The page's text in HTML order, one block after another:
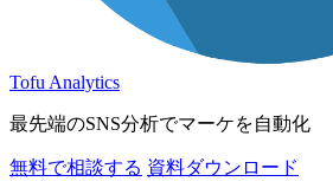
Tofu Analytics
最先端のSNS分析でマーケを自動化
無料で相談する 資料ダウンロード